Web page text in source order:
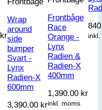
kr
Frontbåge
Wrap
around
side
bumper
Svart -
Lynx
Radien-X
600mm
3,390.00 kr
Frontbåge
Race
Orange -
Lynx
Radien &
Radien-X
400mm
1,390.00 kr
inkl. moms
inkl.